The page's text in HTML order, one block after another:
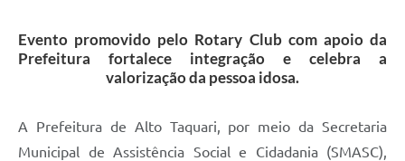
Evento promovido pelo Rotary Club com apoio da
Prefeitura fortalece integração e celebra a
valorização da pessoa idosa.
A Prefeitura de Alto Taquari, por meio da Secretaria
Municipal de Assistência Social e Cidadania (SMASC),